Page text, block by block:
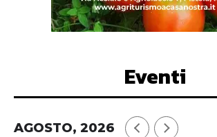
Eventi
AGOSTO, 2026